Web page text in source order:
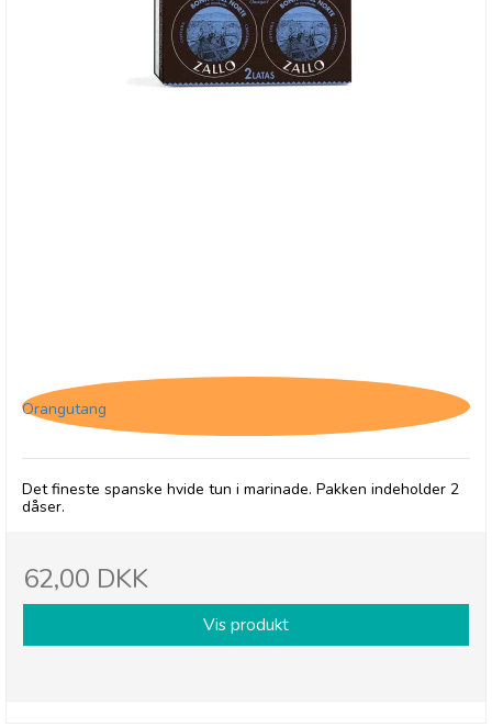
Orangutang
Det fineste spanske hvide tun i marinade. Pakken indeholder 2
dåser.
62,00 DKK
Vis produkt